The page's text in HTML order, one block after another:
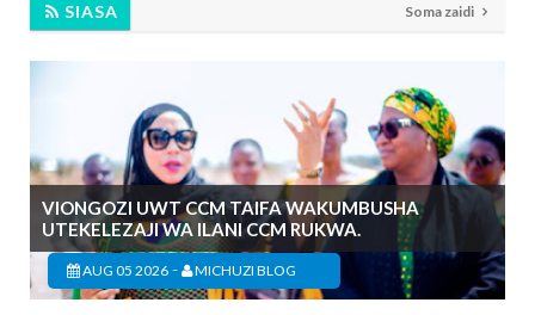
SIASA Soma zaidi
VIONGOZI UWT CCM TAIFA WAKUMBUSHA
UTEKELEZAJI WA ILANI CCM RUKWA.
AUG 05 2026 - MICHUZI BLOG